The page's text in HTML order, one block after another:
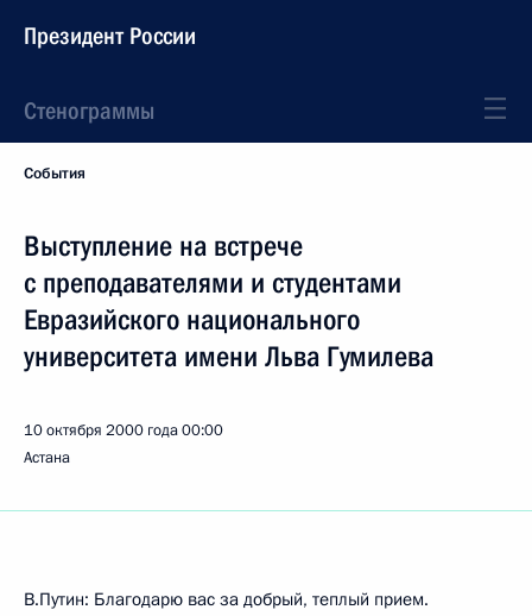
Президент России
Стенограммы
События
Выступление на встрече
с преподавателями и студентами
Евразийского национального
университета имени Льва Гумилева
10 октября 2000 года00:00
Астана
В.Путин: Благодарю вас за добрый, теплый прием.